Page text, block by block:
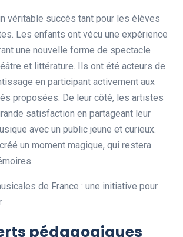
véritable succès tant pour les élèves
Les enfants ont vécu une expérience
une nouvelle forme de spectacle
et littérature. Ils ont été acteurs de
en participant activement aux
proposées. De leur côté, les artistes
satisfaction en partageant leur
avec un public jeune et curieux.
un moment magique, qui restera
de France : une initiative pour
pédagogiques